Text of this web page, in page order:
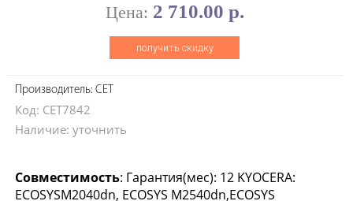
Цена: 2 710.00 р.
получить скидку
Производитель: CET
Код: CET7842
Наличие: уточнить
Совместимость: Гарантия(мес): 12 KYOCERA:
ECOSYSM2040dn, ECOSYS M2540dn,ECOSYS